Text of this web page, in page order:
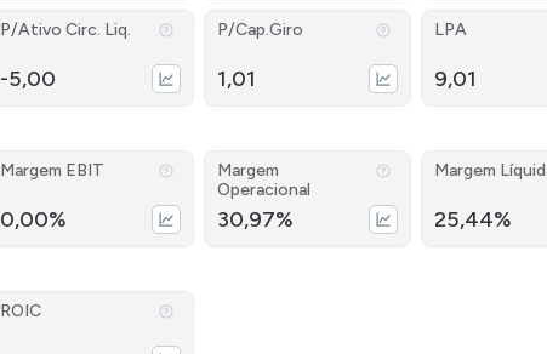
P/Ativo Circ. Liq.
-5,00
P/Cap.Giro
1,01
LPA
9,01
Margem EBIT
0,00%
Margem
Operacional
30,97%
Margem
25,44%
ROIC